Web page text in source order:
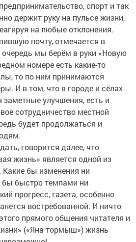
спорт и так
держит руку на пульсе жизни,
на любые отклонения.
почту, отмечается в
мы берём в руки «Новую
номере есть какие-то
то по ним принимаются
И в том, что в городе и сёлах
улучшения, есть и
сотрудничество местной
будет продолжаться и
говорится далее, что
жизнь» является одной из
Какие бы изменения ни
бы быстро темпами ни
прогресс, газета, особенно
востребованной. И ничто
прямого общения читателя и
(«Яна тормыш») жизнь